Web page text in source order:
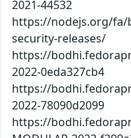
2021-44532
https://nodejs.org/fa/
security-releases/
https://
2022-0eda327cb4
https://
2022-78090d2099
https://